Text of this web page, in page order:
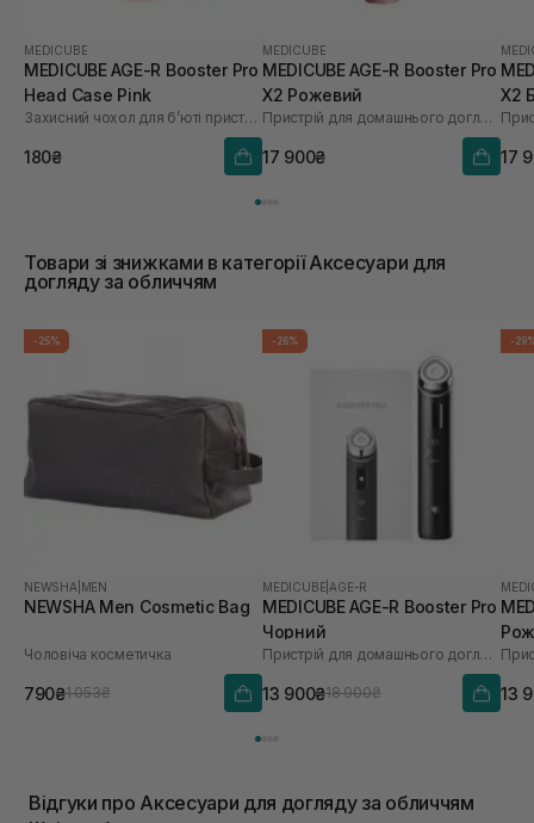
MEDICUBE
MEDICUBE AGE-R Booster Pro
Head Case Pink
Захисний чохол для бʼюті пристрою
180₴
MEDICUBE
MEDICUBE AGE-R Booster Pro
X2 Рожевий
Пристрій для домашнього догляду за шкірою 6 в 1
17 900₴
X2
17
Товари зі знижками в категорії Аксесуари для
догляду за обличчям
-25%
NEWSHA MEN
NEWSHA Men Сosmetic Bag
Чоловіча косметичка
790₴1 053₴
-26%
MEDICUBE AGE-R
MEDICUBE AGE-R Booster Pro
Чорний
Пристрій для домашнього догляду за шкірою 6 в 1
13 900₴18 900₴
-
13
Відгуки про Аксесуари для догляду за обличчям